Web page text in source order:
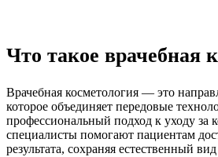
Что такое врачебная
Врачебная косметология — это
которое объединяет передовые
профессиональный подход к уходу за
специалисты помогают пациентам
результата, сохраняя естественный